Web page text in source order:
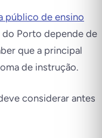
público de ensino
do Porto depende de
que a principal
de instrução.
considerar antes